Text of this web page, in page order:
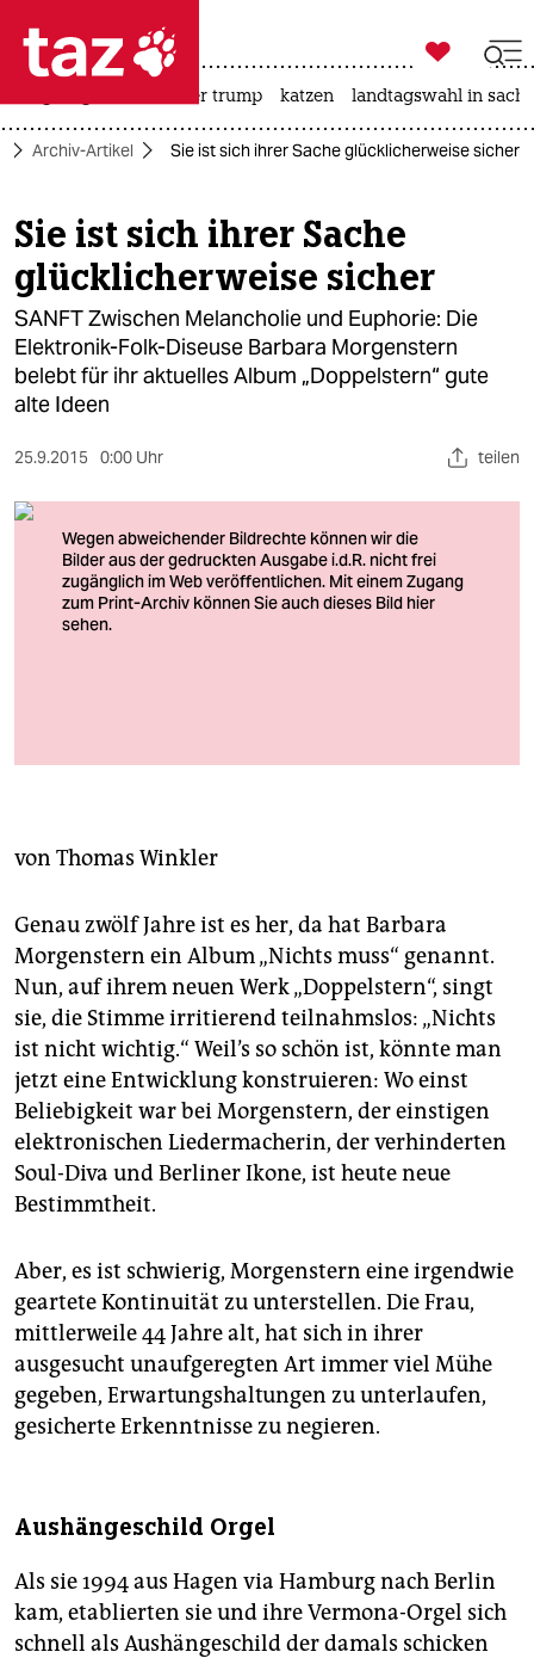
 taz zahl ich
taz zahl ich
themen
politik
öko
gesellschaft
berlin
nord
unterstützen
abo
genossenschaft
epaper login

taz zahl ich
usa unter trump katzen landtagswahl in
Archiv-Artikel Sie ist sich ihrer Sache glücklicherweise sicher
Sie ist sich ihrer Sache
glücklicherweise sicher
SANFT Zwischen Melancholie und Euphorie: Die
Elektronik-Folk-Diseuse Barbara Morgenstern
belebt für ihr aktuelles Album „Doppelstern“ gute
alte Ideen
25.9.2015 0:00 Uhr teilen
von Thomas Winkler
Genau zwölf Jahre ist es her, da hat Barbara
Morgenstern ein Album „Nichts muss“ genannt.
Nun, auf ihrem neuen Werk „Doppelstern“, singt
sie, die Stimme irritierend teilnahmslos: „Nichts
ist nicht wichtig.“ Weil’s so schön ist, könnte man
jetzt eine Entwicklung konstruieren: Wo einst
Beliebigkeit war bei Morgenstern, der einstigen
elektronischen Liedermacherin, der verhinderten
Soul-Diva und Berliner Ikone, ist heute neue
Bestimmtheit.
Aber, es ist schwierig, Morgenstern eine irgendwie
geartete Kontinuität zu unterstellen. Die Frau,
mittlerweile 44 Jahre alt, hat sich in ihrer
ausgesucht unaufgeregten Art immer viel Mühe
gegeben, Erwartungshaltungen zu unterlaufen,
gesicherte Erkenntnisse zu negieren.
Aushängeschild Orgel
Als sie 1994 aus Hagen via Hamburg nach Berlin
kam, etablierten sie und ihre Vermona-Orgel sich
schnell als Aushängeschild der damals schicken